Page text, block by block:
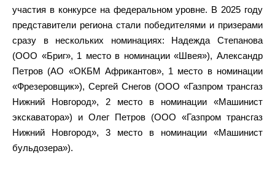
участия в конкурсе на федеральном уровне. В 2025 году
представители региона стали победителями и призерами
сразу в нескольких номинациях: Надежда Степанова
(ООО «Бриг», 1 место в номинации «Швея»), Александр
Петров (АО «ОКБМ Африкантов», 1 место в номинации
«Фрезеровщик»), Сергей Снегов (ООО «Газпром трансгаз
Нижний Новгород», 2 место в номинации «Машинист
экскаватора») и Олег Петров (ООО «Газпром трансгаз
Нижний Новгород», 3 место в номинации «Машинист
бульдозера»).